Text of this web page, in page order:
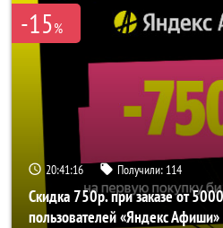
-15%
20:41:16 Получили: 114
Скидка 750р. при заказе от
пользователей «Яндекс Афиши»